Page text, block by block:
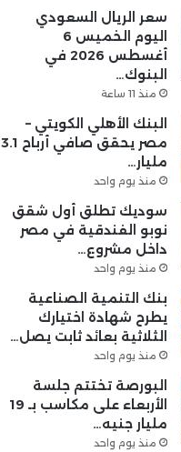
سعر الريال السعودي
اليوم الخميس 6
أغسطس 2026 في
البنوك…
منذ 11 ساعة
البنك الأهلي الكويتي –
مصر يحقق صافي أرباح 3.1
مليار…
منذ يوم واحد
سوديك تطلق أول شقق
نوبو الفندقية في مصر
داخل مشروع…
منذ يوم واحد
بنك التنمية الصناعية
يطرح شهادة اختيارك
الثلاثية بعائد ثابت يصل…
منذ يوم واحد
البورصة تختتم جلسة
الأربعاء على مكاسب بـ 19
مليار جنيه…
منذ يوم واحد